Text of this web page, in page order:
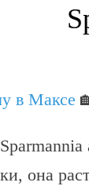
в Максе
она